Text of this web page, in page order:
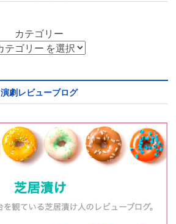
カテゴリー
演劇レビューブログ